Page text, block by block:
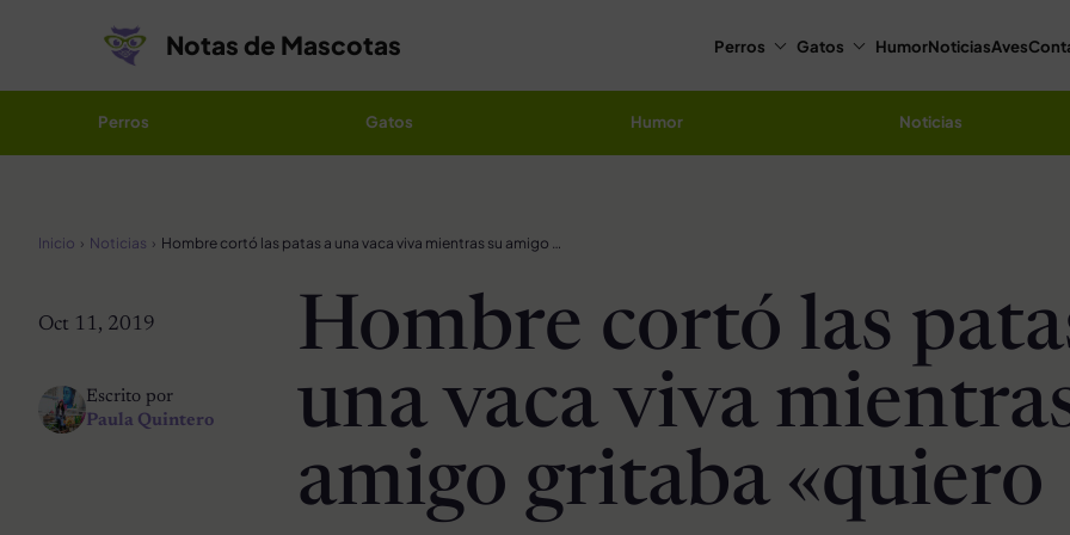
Notas de Mascotas Perros Gatos HumorNoticiasAves
Perros Gatos Humor Noticias
Inicio Noticias Hombre cortó las patas a una vaca viva mientras su amigo gritaba «quiero carne»
Oct 11, 2019
Escrito por
Paula Quintero
Hombre cortó las
una vaca viva
amigo gritaba «quiero